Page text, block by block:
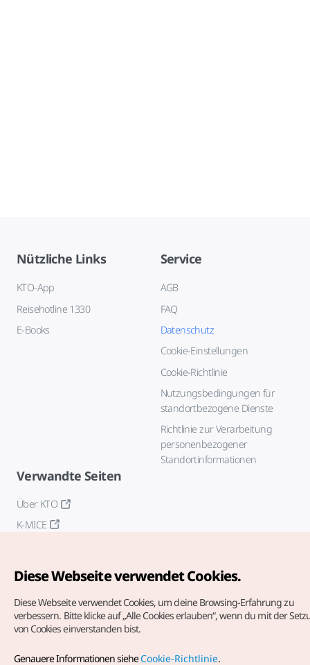
Nützliche Links
KTO-App
Reisehotline 1330
E-Books
Service
AGB
FAQ
Datenschutz
Cookie-Einstellungen
Cookie-Richtlinie
Nutzungsbedingungen für
standortbezogene Dienste
Richtlinie zur Verarbeitung
personenbezogener
Standortinformationen
Verwandte Seiten
Über KTO
K-MICE
vorbehalten.
Diese Webseite verwendet Cookies.
Diese Webseite verwendet Cookies, um deine Browsing-Erfahrung zu
verbessern. Bitte klicke auf „Alle Cookies erlauben“, wenn du mit der
von Cookies einverstanden bist.
Genauere Informationen sieheCookie-Richtlinie.